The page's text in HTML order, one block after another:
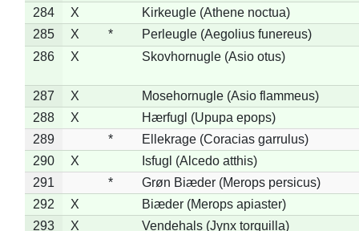
284
X
Kirkeugle (Athene noctua)
285
X *
Perleugle (Aegolius funereus)
286
X Skovhornugle (Asio otus)
287 X
Mosehornugle (Asio flammeus)
288
X
Hærfugl (Upupa epops)
289
*
Ellekrage (Coracias garrulus)
290
X
Isfugl (Alcedo atthis)
291
*
Grøn Biæder (Merops persicus)
292
X
Biæder (Merops apiaster)
293
X
Vendehals (Jynx torquilla)